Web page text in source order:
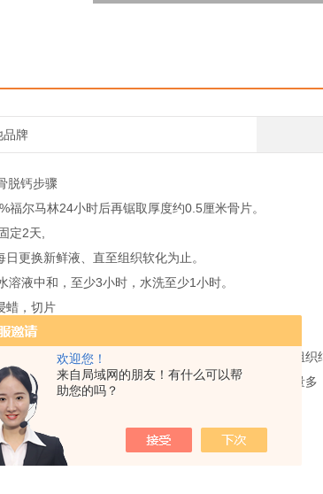
欢迎您！
来自局域网的朋友！有什么可以帮
助您的吗？
品牌
脱钙步骤
福尔马林24小时后再锯取厚度约0.5厘米骨片。
定2天,
更换新鲜液、直至组织软化为止。
溶液中和，至少3小时，水洗至少1小时。
蜡，切片
验制片过程中，我们经常会遇到含钙高的组织，因其组
去钙盐使组织软化，方能进行常规切片。骨组织含钙量